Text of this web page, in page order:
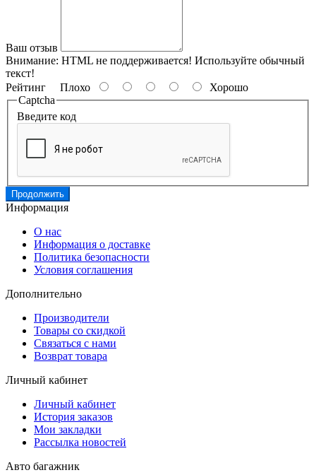
Ваш отзыв
Внимание: HTML не поддерживается! Используйте обычный
текст!
Рейтинг Плохо
Хорошо
Captcha
Введите код
Продолжить
Информация
О нас
Информация о доставке
Политика безопасности
Условия соглашения
Дополнительно
Производители
Товары со скидкой
Связаться с нами
Возврат товара
Личный кабинет
Личный кабинет
История заказов
Мои закладки
Рассылка новостей
Авто багажник